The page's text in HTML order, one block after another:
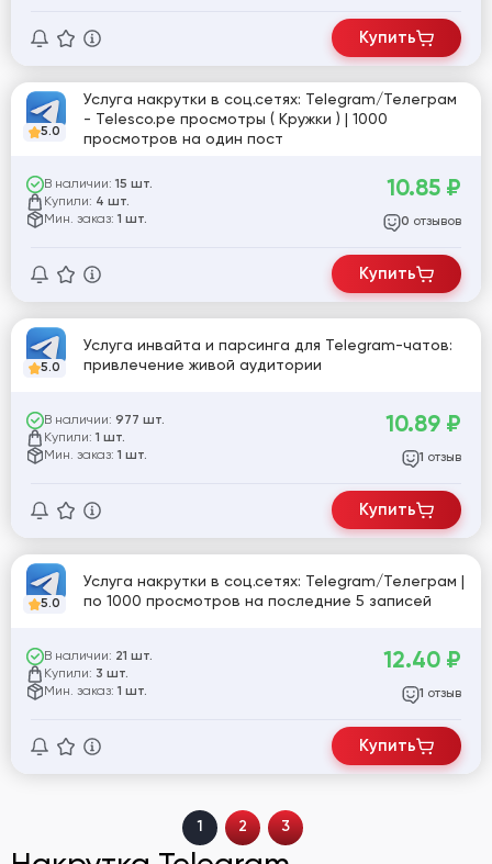
Купить
5.0
Услуга накрутки в соц.сетях: Telegram/Телеграм
- Telesco.pe просмотры ( Кружки ) | 1000
просмотров на один пост
В наличии: 15 шт.
Купили: 4 шт.
Мин. заказ: 1 шт.
10.85 ₽
0 отзывов
Купить
5.0
Услуга инвайта и парсинга для Telegram-чатов:
привлечение живой аудитории
В наличии: 977 шт.
Купили: 1 шт.
Мин. заказ: 1 шт.
10.89 ₽
1 отзыв
Купить
5.0
Услуга накрутки в соц.сетях: Telegram/Телеграм |
по 1000 просмотров на последние 5 записей
В наличии: 21 шт.
Купили: 3 шт.
Мин. заказ: 1 шт.
12.40 ₽
1 отзыв
Купить
1 2 3